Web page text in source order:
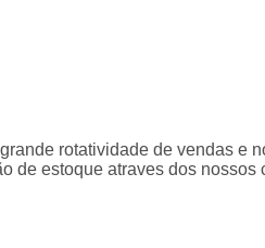
rotatividade de vendas e
de estoque atraves dos nossos